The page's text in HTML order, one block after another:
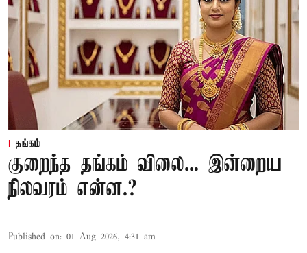
தங்கம்
குறைந்த தங்கம் விலை... இன்றைய
நிலவரம் என்ன.?
Published on: 01 Aug 2026, 4:31 am